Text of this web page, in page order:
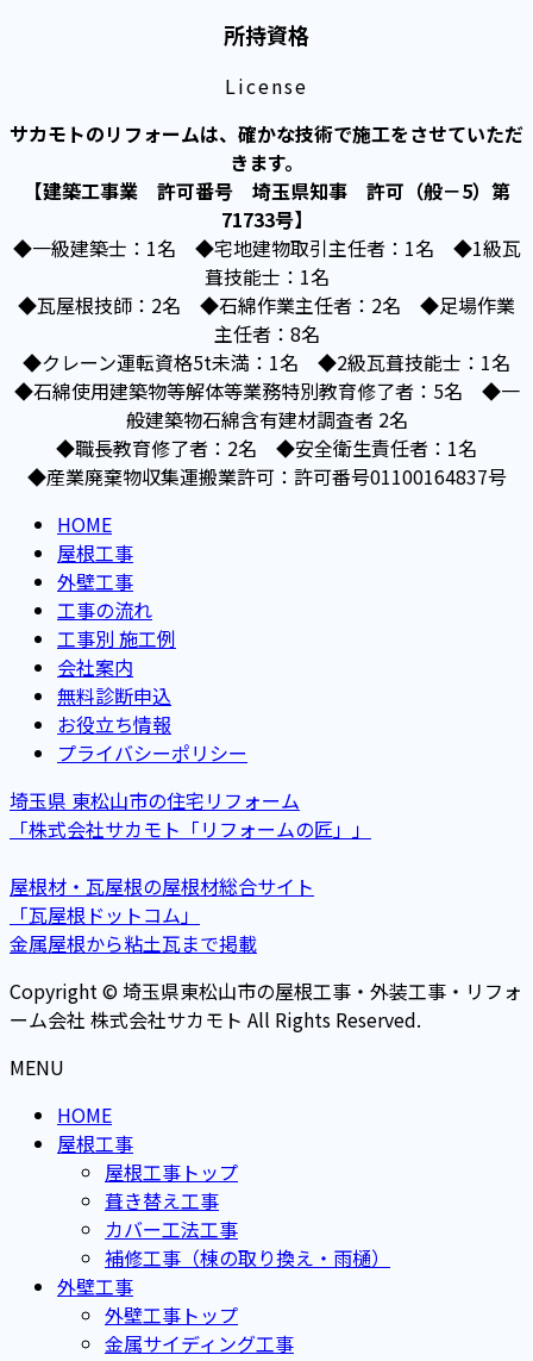
所持資格
License
サカモトのリフォームは、確かな技術で施工をさせていただ
きます。
【建築工事業 許可番号 埼玉県知事 許可（般－5）第
71733号】
◆一級建築士：1名 ◆宅地建物取引主任者：1名 ◆1級瓦
葺技能士：1名
◆瓦屋根技師：2名 ◆石綿作業主任者：2名 ◆足場作業
主任者：8名
◆クレーン運転資格5t未満：1名 ◆2級瓦葺技能士：1名
◆石綿使用建築物等解体等業務特別教育修了者：5名 ◆一
般建築物石綿含有建材調査者 2名
◆職長教育修了者：2名 ◆安全衛生責任者：1名
◆産業廃棄物収集運搬業許可：許可番号01100164837号
HOME
屋根工事
外壁工事
工事の流れ
工事別 施工例
会社案内
無料診断申込
お役立ち情報
プライバシーポリシー
埼玉県 東松山市の住宅リフォーム
「株式会社サカモト「リフォームの匠」」
屋根材・瓦屋根の屋根材総合サイト
「瓦屋根ドットコム」
金属屋根から粘土瓦まで掲載
Copyright © 埼玉県東松山市の屋根工事・外装工事・リフォ
ーム会社 株式会社サカモト All Rights Reserved.
MENU
HOME
屋根工事
屋根工事トップ
葺き替え工事
カバー工法工事
補修工事（棟の取り換え・雨樋）
外壁工事
外壁工事トップ
金属サイディング工事